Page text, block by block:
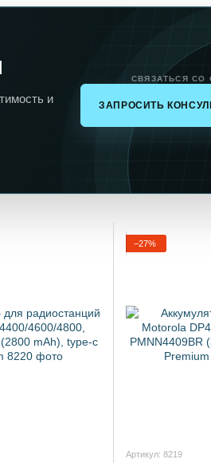
и
СВЯЗАТЬСЯ СО
ЗАПРОСИТЬ
−27%
Артикул: 8219